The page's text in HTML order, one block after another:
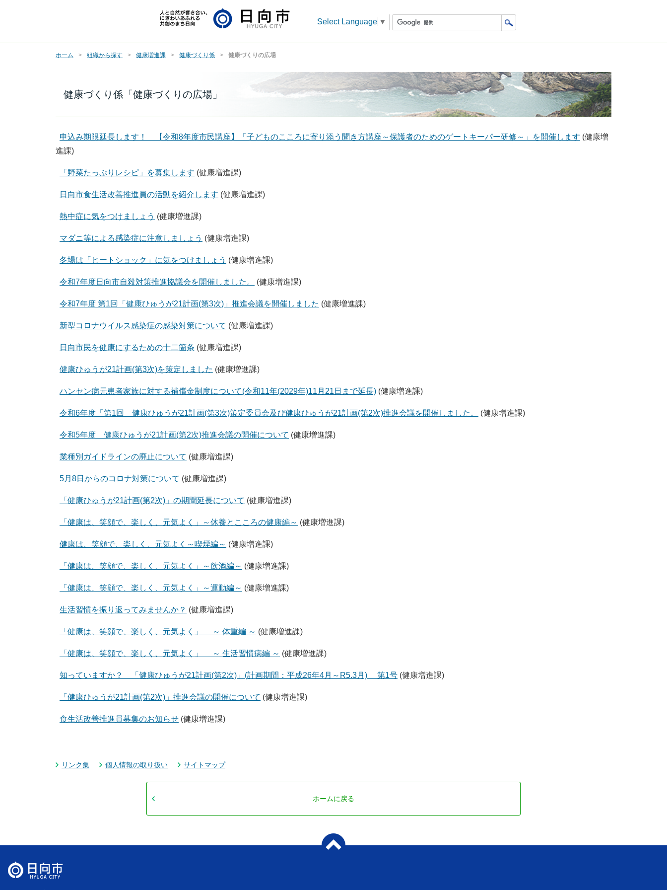
Select Language ▼
ホーム 組織から探す 健康増進課 健康づくり係 健康づくりの広場
健康づくり係「健康づくりの広場」
申込み期限延長します！ 【令和8年度市民講座】「子どものこころに寄り添う聞き方講座～保護者のためのゲートキーパー研修～」を開催します (健康増
進課)
「野菜たっぷりレシピ」を募集します (健康増進課)
日向市食生活改善推進員の活動を紹介します (健康増進課)
熱中症に気をつけましょう (健康増進課)
マダニ等による感染症に注意しましょう (健康増進課)
冬場は「ヒートショック」に気をつけましょう (健康増進課)
令和7年度日向市自殺対策推進協議会を開催しました。 (健康増進課)
令和7年度 第1回「健康ひゅうが21計画(第3次)」推進会議を開催しました (健康増進課)
新型コロナウイルス感染症の感染対策について (健康増進課)
日向市民を健康にするための十二箇条 (健康増進課)
健康ひゅうが21計画(第3次)を策定しました (健康増進課)
ハンセン病元患者家族に対する補償金制度について(令和11年(2029年)11月21日まで延長) (健康増進課)
令和6年度「第1回 健康ひゅうが21計画(第3次)策定委員会及び健康ひゅうが21計画(第2次)推進会議を開催しました。 (健康増進課)
令和5年度 健康ひゅうが21計画(第2次)推進会議の開催について (健康増進課)
業種別ガイドラインの廃止について (健康増進課)
5月8日からのコロナ対策について (健康増進課)
「健康ひゅうが21計画(第2次)」の期間延長について (健康増進課)
「健康は、笑顔で、楽しく、元気よく」～休養とこころの健康編～ (健康増進課)
健康は、笑顔で、楽しく、元気よく～喫煙編～ (健康増進課)
「健康は、笑顔で、楽しく、元気よく」～飲酒編～ (健康増進課)
「健康は、笑顔で、楽しく、元気よく」～運動編～ (健康増進課)
生活習慣を振り返ってみませんか？ (健康増進課)
「健康は、笑顔で、楽しく、元気よく」 ～ 体重編 ～ (健康増進課)
「健康は、笑顔で、楽しく、元気よく」 ～ 生活習慣病編 ～ (健康増進課)
知っていますか？ 「健康ひゅうが21計画(第2次)」(計画期間：平成26年4月～R5.3月) 第1号 (健康増進課)
「健康ひゅうが21計画(第2次)」推進会議の開催について (健康増進課)
食生活改善推進員募集のお知らせ (健康増進課)
リンク集 個人情報の取り扱い サイトマップ
ホームに戻る